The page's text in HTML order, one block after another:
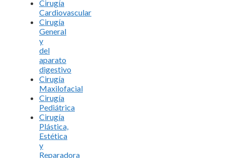
Cirugía
Cardiovascular
Cirugía
General
y
del
aparato
digestivo
Cirugía
Maxilofacial
Cirugía
Pediátrica
Cirugía
Plástica,
Estética
y
Reparadora